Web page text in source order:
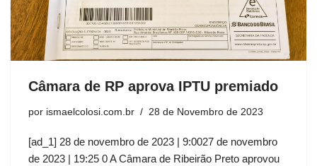
Câmara de RP aprova IPTU premiado
por ismaelcolosi.com.br 28 de Novembro de 2023
[ad_1] 28 de novembro de 2023 | 9:0027 de novembro
de 2023 | 19:25 0 A Câmara de Ribeirão Preto aprovou